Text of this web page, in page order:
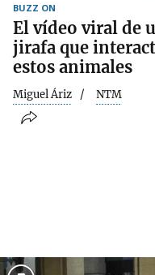
BUZZ ON
El vídeo viral de
jirafa que
estos animales
Miguel Áriz NTM